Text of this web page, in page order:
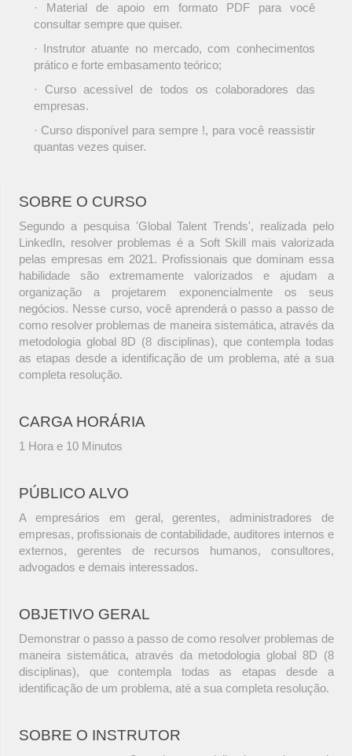
· Material de apoio em formato PDF para você
consultar sempre que quiser.
· Instrutor atuante no mercado, com conhecimentos
prático e forte embasamento teórico;
· Curso acessível de todos os colaboradores das
empresas.
· Curso disponível para sempre !, para você reassistir
quantas vezes quiser.
SOBRE O CURSO
Segundo a pesquisa 'Global Talent Trends', realizada pelo
LinkedIn, resolver problemas é a Soft Skill mais valorizada
pelas empresas em 2021. Profissionais que dominam essa
habilidade são extremamente valorizados e ajudam a
organização a projetarem exponencialmente os seus
negócios. Nesse curso, você aprenderá o passo a passo de
como resolver problemas de maneira sistemática, através da
metodologia global 8D (8 disciplinas), que contempla todas
as etapas desde a identificação de um problema, até a sua
completa resolução.
CARGA HORÁRIA
1 Hora e 10 Minutos
PÚBLICO ALVO
A empresários em geral, gerentes, administradores de
empresas, profissionais de contabilidade, auditores internos e
externos, gerentes de recursos humanos, consultores,
advogados e demais interessados.
OBJETIVO GERAL
Demonstrar o passo a passo de como resolver problemas de
maneira sistemática, através da metodologia global 8D (8
disciplinas), que contempla todas as etapas desde a
identificação de um problema, até a sua completa resolução.
SOBRE O INSTRUTOR